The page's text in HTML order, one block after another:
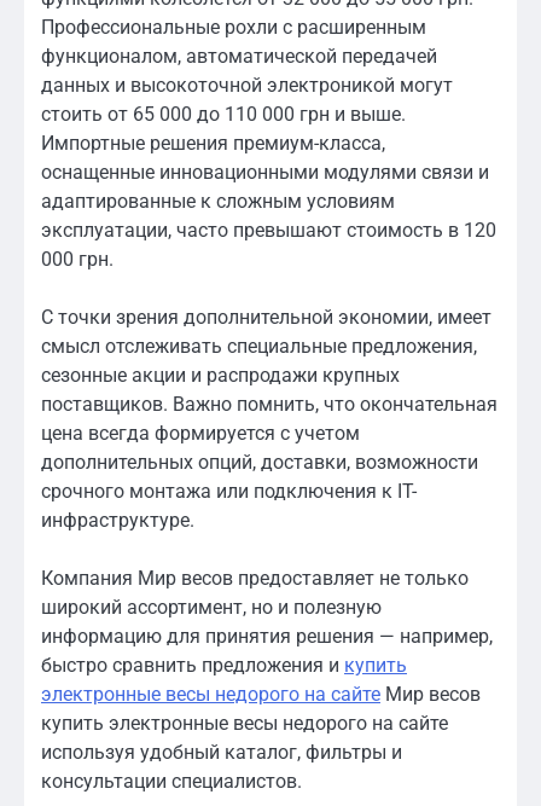
Профессиональные рохли с расширенным
функционалом, автоматической передачей
данных и высокоточной электроникой могут
стоить от 65 000 до 110 000 грн и выше.
Импортные решения премиум-класса,
оснащенные инновационными модулями связи и
адаптированные к сложным условиям
эксплуатации, часто превышают стоимость в 120
000 грн.
С точки зрения дополнительной экономии, имеет
смысл отслеживать специальные предложения,
сезонные акции и распродажи крупных
поставщиков. Важно помнить, что окончательная
цена всегда формируется с учетом
дополнительных опций, доставки, возможности
срочного монтажа или подключения к IT-
инфраструктуре.
Компания Мир весов предоставляет не только
широкий ассортимент, но и полезную
информацию для принятия решения — например,
быстро сравнить предложения и купить
электронные весы недорого на сайте Мир весов
купить электронные весы недорого на сайте
используя удобный каталог, фильтры и
консультации специалистов.